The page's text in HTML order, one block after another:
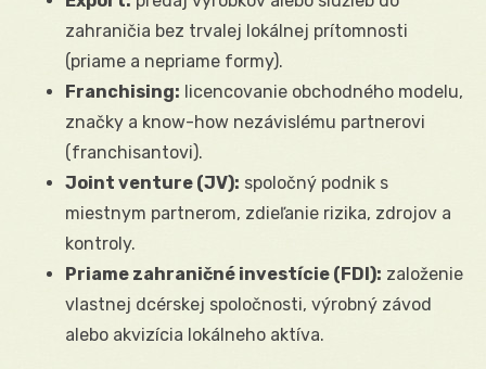
zahraničia bez trvalej lokálnej prítomnosti
(priame a nepriame formy).
Franchising: licencovanie obchodného modelu,
značky a know-how nezávislému partnerovi
(franchisantovi).
Joint venture (JV): spoločný podnik s
miestnym partnerom, zdieľanie rizika, zdrojov a
kontroly.
Priame zahraničné investície (FDI): založenie
vlastnej dcérskej spoločnosti, výrobný závod
alebo akvizícia lokálneho aktíva.